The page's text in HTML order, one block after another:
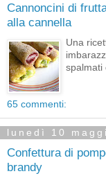
Cannoncini di
alla cannella
Una
spalmati
65 commenti:
lunedì 10
Confettura di
brandy